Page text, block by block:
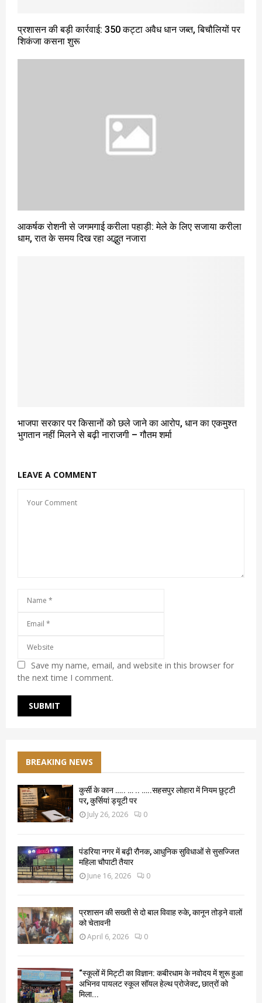
प्रशासन की बड़ी कार्रवाई: 350 कट्टा अवैध धान जब्त, बिचौलियों पर
शिकंजा कसना शुरू
आकर्षक रोशनी से जगमगाई करीला पहाड़ी: मेले के लिए सजाया करीला
धाम, रात के समय दिख रहा अद्भुत नजारा
भाजपा सरकार पर किसानों को छले जाने का आरोप, धान का एकमुश्त
भुगतान नहीं मिलने से बढ़ी नाराजगी – गौतम शर्मा
LEAVE A COMMENT
Save my name, email, and website in this browser for
the next time I comment.
BREAKING NEWS
कुर्सी के कान ….. … .. …..सहसपुर लोहारा में नियम छुट्टी
पर, कुर्सियां ड्यूटी पर
July 26, 2026 0
पंडरिया नगर में बढ़ी रौनक, आधुनिक सुविधाओं से सुसज्जित
महिला चौपाटी तैयार
June 16, 2026 0
प्रशासन की सख्ती से दो बाल विवाह रुके, कानून तोड़ने वालों
को चेतावनी
April 6, 2026 0
“स्कूलों में मिट्टी का विज्ञान: कबीरधाम के नवोदय में शुरू हुआ
अभिनव पायलट स्कूल सॉयल हेल्थ प्रोजेक्ट, छात्रों को
मिला...